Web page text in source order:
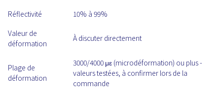
Réflectivité
10% à 99%
Valeur de
déformation
À discuter directement
Plage de
déformation
3000/4000 με (microdéformation) ou plus -
valeurs testées, à confirmer lors de la
commande